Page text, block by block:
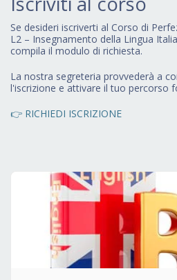
Se desideri iscriverti al Corso di
L2 – Insegnamento della Lingua
compila il modulo di richiesta.
La nostra segreteria provvederà a
l'iscrizione e attivare il tuo percorso
👉 RICHIEDI ISCRIZIONE